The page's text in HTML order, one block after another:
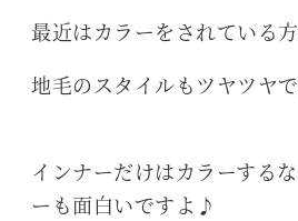
最近はカラーをされている方
地毛のスタイルもツヤツヤで
インナーだけはカラーする
ーも面白いですよ♪